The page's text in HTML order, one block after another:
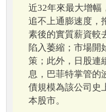
近32年來最大增幅
追不上通膨速度，
素後的實質薪資較
陷入萎縮；市場開
策；此外，日股連
息，巴菲特掌管的
債規模為該公司史
本股市。